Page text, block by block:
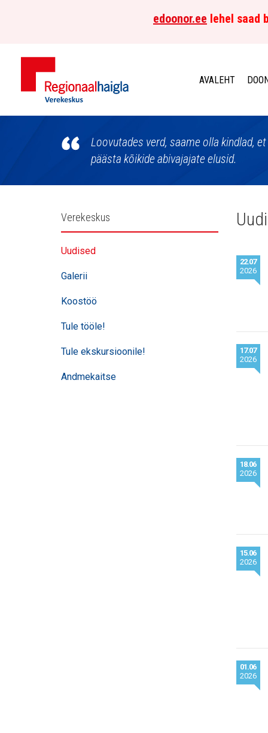
edoonor.ee lehel saad
Põhja-
AVALEHT
Loovutades verd, saame olla kindlad,
päästa kõikide abivajajate elusid.
Külgpaani
navigatsioon
Verekeskus
Uudised
Galerii
Koostöö
Tule tööle!
Tule ekskursioonile!
Andmekaitse
22.07
2026
17.07
2026
18.06
2026
15.06
2026
01.06
2026